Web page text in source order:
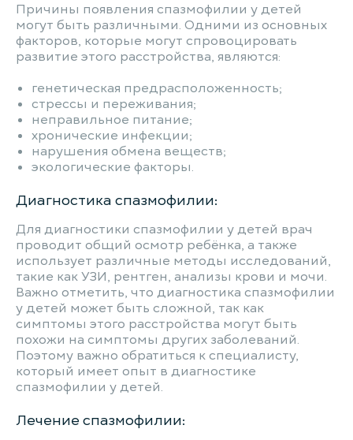
Причины появления спазмофилии у детей
могут быть различными. Одними из основных
факторов, которые могут спровоцировать
развитие этого расстройства, являются:
генетическая предрасположенность;
стрессы и переживания;
неправильное питание;
хронические инфекции;
нарушения обмена веществ;
экологические факторы.
Диагностика спазмофилии:
Для диагностики спазмофилии у детей врач
проводит общий осмотр ребёнка, а также
использует различные методы исследований,
такие как УЗИ, рентген, анализы крови и мочи.
Важно отметить, что диагностика спазмофилии
у детей может быть сложной, так как
симптомы этого расстройства могут быть
похожи на симптомы других заболеваний.
Поэтому важно обратиться к специалисту,
который имеет опыт в диагностике
спазмофилии у детей.
Лечение спазмофилии: